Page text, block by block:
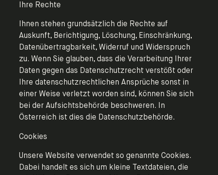
Ihre Rechte
Ihnen stehen grundsätzlich die Rechte auf
Auskunft, Berichtigung, Löschung, Einschränkung,
Datenübertragbarkeit, Widerruf und Widerspruch
zu. Wenn Sie glauben, dass die Verarbeitung Ihrer
Daten gegen das Datenschutzrecht verstößt oder
Ihre datenschutzrechtlichen Ansprüche sonst in
einer Weise verletzt worden sind, können Sie sich
bei der Aufsichtsbehörde beschweren. In
Österreich ist dies die Datenschutzbehörde.
Cookies
Unsere Website verwendet so genannte Cookies.
Dabei handelt es sich um kleine Textdateien, die